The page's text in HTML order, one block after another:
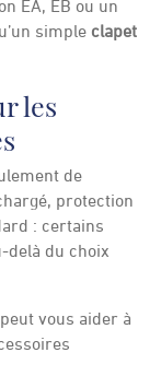
EA, EB ou un
simple clapet
les
de
protection
: certains
delà du choix
vous aider à